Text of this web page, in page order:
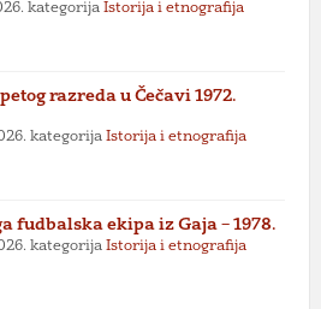
kategorija Istorija i etnografija
razreda u Čečavi 1972.
kategorija Istorija i etnografija
fudbalska ekipa iz Gaja – 1978.
kategorija Istorija i etnografija